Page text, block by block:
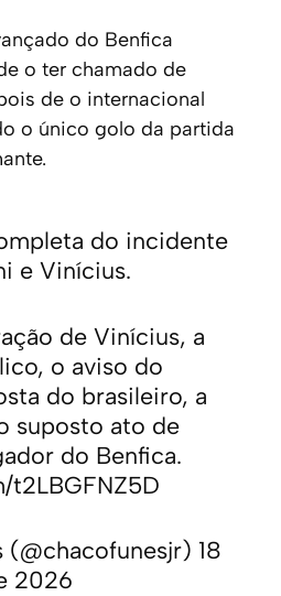
do Benfica
o ter chamado de
de o internacional
o único golo da partida
do incidente
e Vinícius.
de Vinícius, a
o aviso do
do brasileiro, a
suposto ato de
do Benfica.
(@chacofunesjr) 18
2026